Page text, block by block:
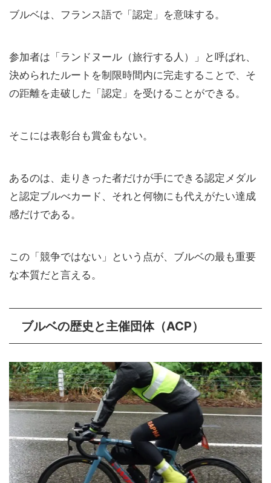
ブルベは、フランス語で「認定」を意味する。
参加者は「ランドヌール（旅行する人）」と呼ばれ、
決められたルートを制限時間内に完走することで、そ
の距離を走破した「認定」を受けることができる。
そこには表彰台も賞金もない。
あるのは、走りきった者だけが手にできる認定メダル
と認定ブルべカード、それと何物にも代えがたい達成
感だけである。
この「競争ではない」という点が、ブルベの最も重要
な本質だと言える。
ブルベの歴史と主催団体（ACP）